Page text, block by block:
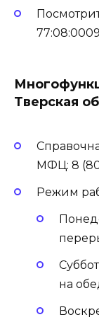
Тверская
МФЦ: 8
Режим
на